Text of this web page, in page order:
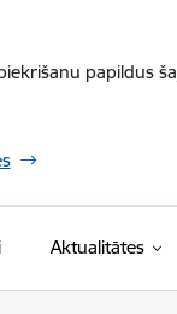
papildus
Aktualitātes